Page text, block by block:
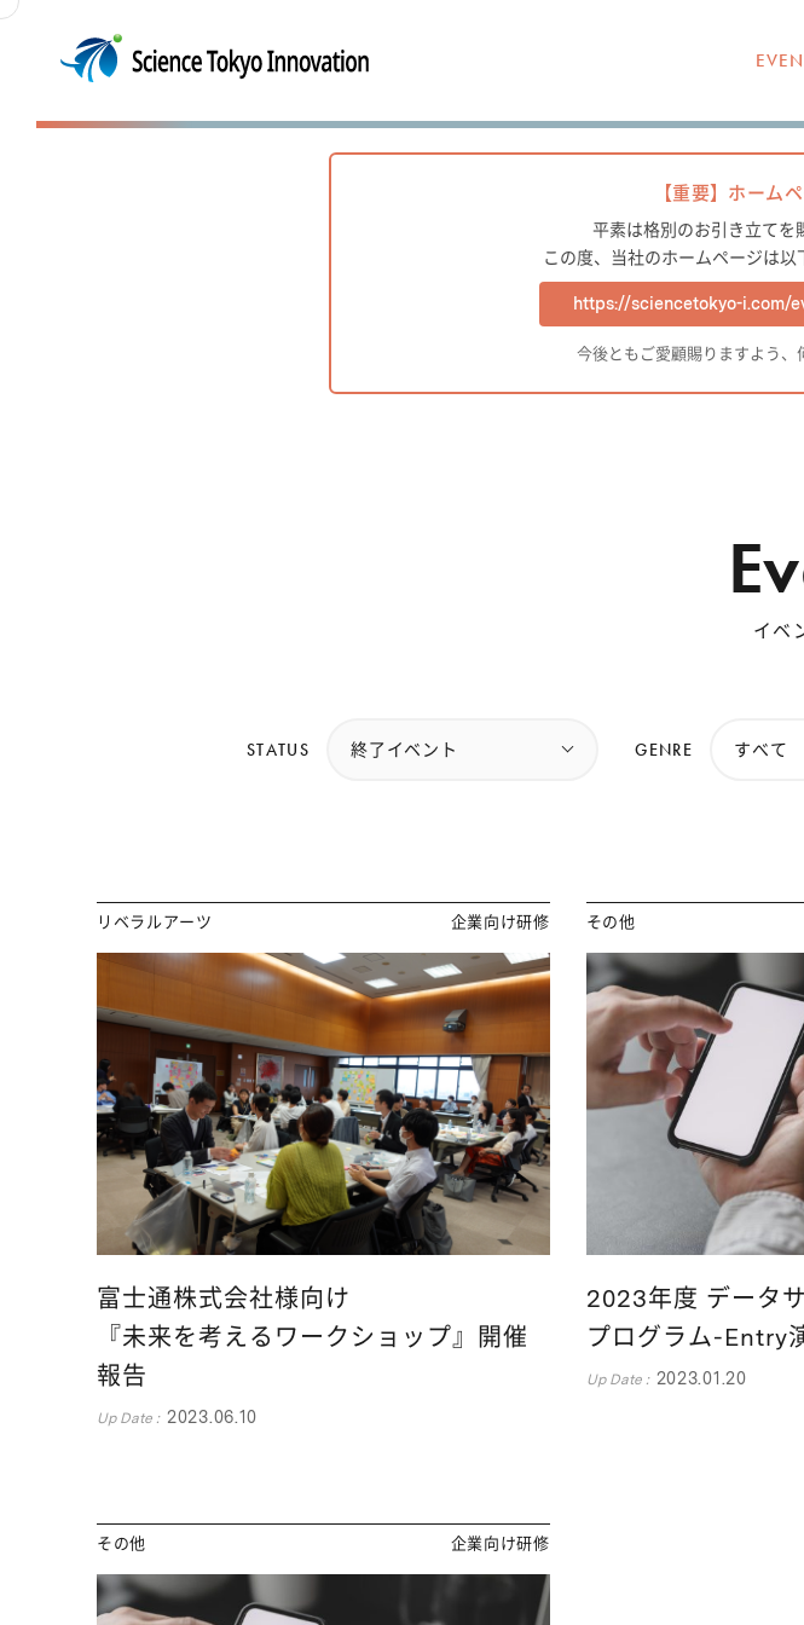
カレンダーが入ります。（フェーズ2で対応）
【重要】ホーム
平素は格別のお引き立てを
この度、当社のホームページは以
https://sciencetokyo-i.com/
今後ともご愛顧賜りますよう、
イベ
STATUS 終了イベント GENRE すべて
リベラルアーツ 企業向け研修
富士通株式会社様向け
『未来を考えるワークショップ』開催
報告
Up Date : 2023.06.10
その他
2023年度 データ
プログラム-Entry
Up Date : 2023.01.20
その他 企業向け研修